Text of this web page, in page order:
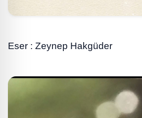
Eser : Zeynep Hakgüder